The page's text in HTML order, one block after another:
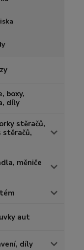
boxy,
díly
stěračů,
stěračů,
měniče
aut
díly